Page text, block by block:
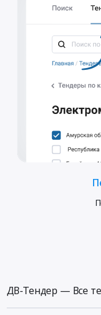
ДВ-Тендер — Все